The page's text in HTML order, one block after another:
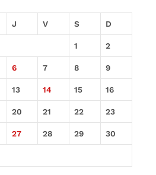
J V S D
1 2
6 7 8 9
13 14 15 16
20 21 22 23
27 28 29 30